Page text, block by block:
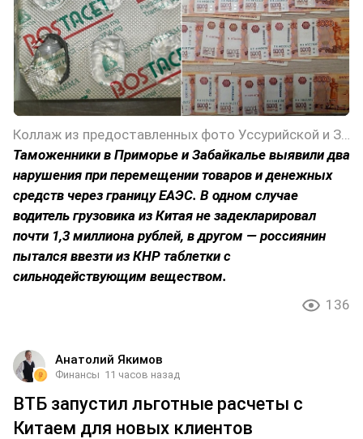
Таможенники в Приморье и Забайкалье выявили два
нарушения при перемещении товаров и денежных
средств через границу ЕАЭС. В одном случае
водитель грузовика из Китая не задекларировал
почти 1,3 миллиона рублей, в другом — россиянин
пытался ввезти из КНР таблетки с
сильнодействующим веществом.
136
Анатолий Якимов
Финансы 11 часов назад
ВТБ запустил льготные расчеты с
Китаем для новых клиентов